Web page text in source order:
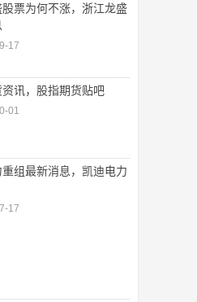
票为何不涨，浙江龙盛
17
讯，股指期货贴吧
01
组最新消息，凯迪电力
17